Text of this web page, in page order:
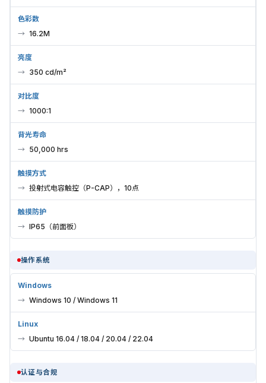
色彩数
16.2M
亮度
350 cd/m²
对比度
1000:1
背光寿命
50,000 hrs
触摸方式
投射式电容触控（P-CAP），10点
触摸防护
IP65（前面板）
操作系统
Windows
Windows 10 / Windows 11
Linux
Ubuntu 16.04 / 18.04 / 20.04 / 22.04
认证与合规